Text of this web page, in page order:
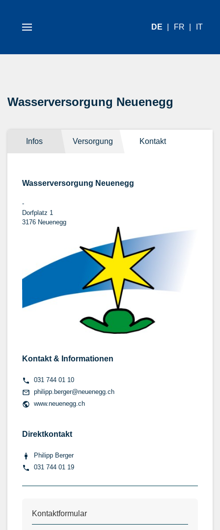
DE FR IT
Wasserversorgung Neuenegg
Infos Versorgung Kontakt
Wasserversorgung Neuenegg
-
Dorfplatz 1
3176 Neuenegg
Kontakt & Informationen
031 744 01 10
philipp.berger@neuenegg.ch
www.neuenegg.ch
Direktkontakt
Philipp Berger
031 744 01 19
Kontaktformular